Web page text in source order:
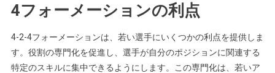
4フォーメーションの利点
4-2-4フォーメーションは、若い選手にいくつかの利点を提供しま
す。役割の専門化を促進し、選手が自分のポジションに関連する
特定のスキルに集中できるようにします。この専門化は、若いア